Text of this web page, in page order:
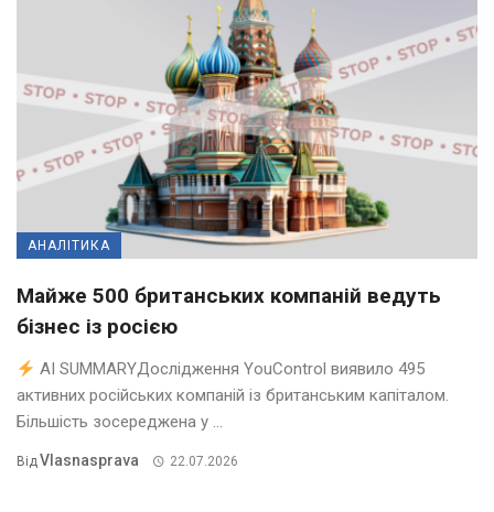
АНАЛІТИКА
Майже 500 британських компаній ведуть
бізнес із росією
AI SUMMARYДослідження YouControl виявило 495
активних російських компаній із британським капіталом.
Більшість зосереджена у ...
ВідVlasnasprava 22.07.2026